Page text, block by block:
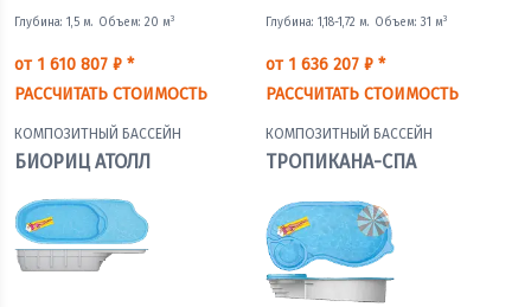
Глубина: 1,5 м. Объем: 20 м3
от 1 610 807 ₽ *
РАССЧИТАТЬ СТОИМОСТЬ
Глубина: 1,18-1,72 м. Объем: 31 м3
от 1 636 207 ₽ *
РАССЧИТАТЬ СТОИМОСТЬ
КОМПОЗИТНЫЙ БАССЕЙН
БИОРИЦ АТОЛЛ
КОМПОЗИТНЫЙ БАССЕЙН
ТРОПИКАНА-СПА